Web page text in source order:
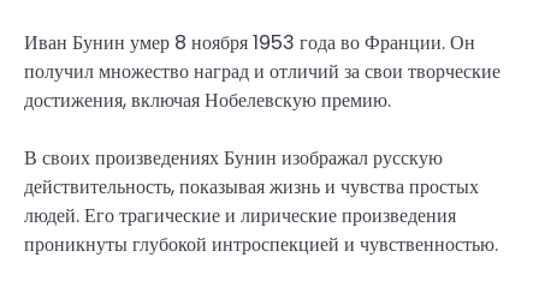
Иван Бунин умер 8 ноября 1953 года во Франции. Он
получил множество наград и отличий за свои творческие
достижения, включая Нобелевскую премию.
В своих произведениях Бунин изображал русскую
действительность, показывая жизнь и чувства простых
людей. Его трагические и лирические произведения
проникнуты глубокой интроспекцией и чувственностью.